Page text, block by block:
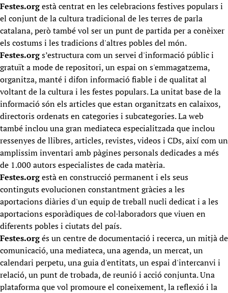
Festes.orgestà centrat en les celebracions festives populars i
el conjunt de la cultura tradicional de les terres de parla
catalana, però també vol ser un punt de partida per a conèixer
els costums i les tradicions d'altres pobles del món.
Festes.orgs’estructura com un servei d'informació públic i
gratuït a mode de repositori,un espai on s'emmagatzema,
organitza, manté i difon informació fiable i de qualitat al
voltant de la cultura i les festes populars. La unitat base de la
informació són els articles que estan organitzats en calaixos,
directoris ordenats en categories i subcategories. La web
també inclou una gran mediateca especialitzada que inclou
ressenyes de llibres, articles, revistes, videos i CDs, així com un
amplissim inventari amb pàgines personals dedicades a més
de 1.000 autors especialistes de cada matèria.
Festes.orgestà en construcció permanent i els seus
continguts evolucionen constantment gràcies a les
aportacions diàries d'un equip de treball nucli dedicat i a les
aportacions esporàdiques de col·laboradors que viuen en
diferents pobles i ciutats del país.
Festes.orgés un centre de documentació i recerca, un mitjà de
comunicació, una mediateca, una agenda, un mercat, un
calendari perpetu, una guia d'entitats, un espai d'intercanvi i
relació, un punt de trobada, de reunió i acció conjunta. Una
plataforma que vol promoure el coneixement, la reflexió i la